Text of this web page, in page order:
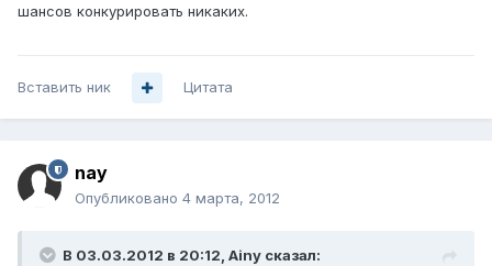
шансов конкурировать никаких.
Вставить ник Цитата
nay
Опубликовано 4 марта, 2012
В 03.03.2012 в 20:12, Ainy сказал: